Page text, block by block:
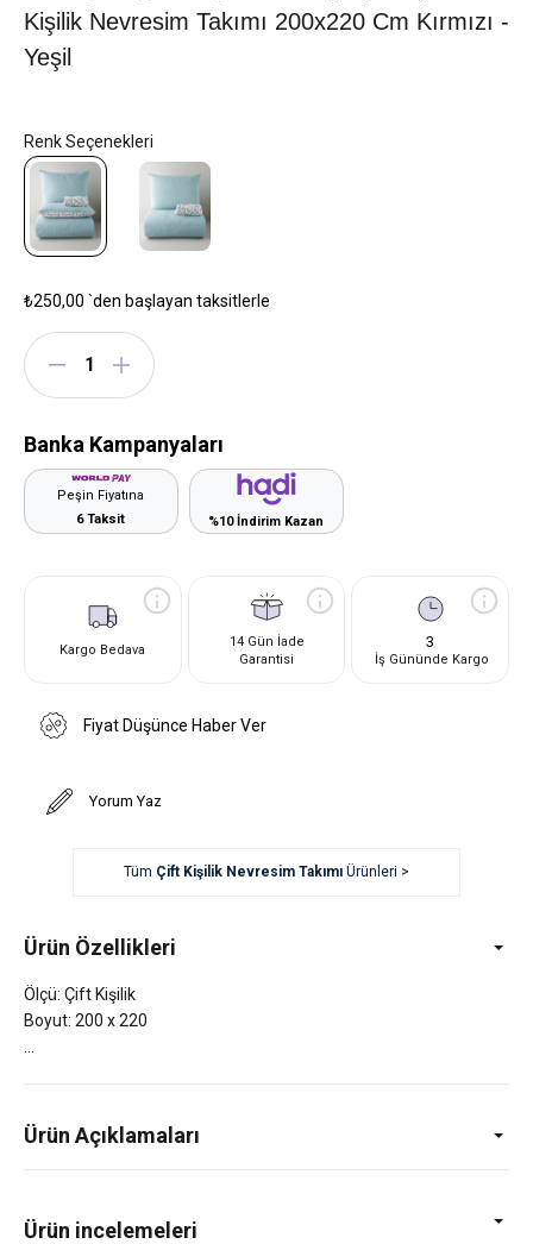
Kişilik Nevresim Takımı 200x220 Cm Kırmızı -
Yeşil
₺250,00 `den başlayan taksitlerle
Banka Kampanyaları
Peşin Fiyatına
6 Taksit
%10 İndirim Kazan
Kargo Bedava
14 Gün İade
Garantisi
3
İş Gününde Kargo
Fiyat Düşünce Haber Ver
Yorum Yaz
Tüm Çift Kişilik Nevresim TakımıÜrünleri >
Ürün Özellikleri
Ölçü: Çift Kişilik
Boyut: 200 x 220
Ürün Açıklamaları